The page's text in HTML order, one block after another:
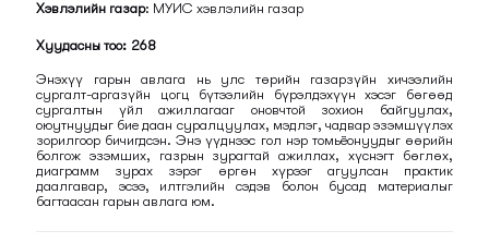
Хэвлэлийн газар: МУИС хэвлэлийн газар
Хуудасны тоо: 268
Энэхүү гарын авлага нь улс төрийн газарзүйн хичээлийн
сургалт-аргазүйн цогц бүтээлийн бүрэлдэхүүн хэсэг бөгөөд
сургалтын үйл ажиллагааг оновчтой зохион байгуулах,
оюутнуудыг бие даан суралцуулах, мэдлэг, чадвар эзэмшүүлэх
зорилгоор бичигдсэн. Энэ үүднээс гол нэр томьёонуудыг өөрийн
болгож эзэмших, газрын зурагтай ажиллах, хүснэгт бөглөх,
диаграмм зурах зэрэг өргөн хүрээг агуулсан практик
даалгавар, эсээ, илтгэлийн сэдэв болон бусад материалыг
багтаасан гарын авлага юм.